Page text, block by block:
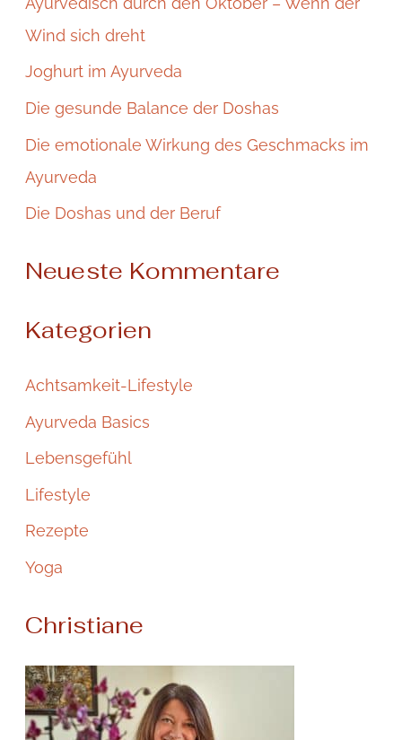
n
a
c
h
:
Wind sich dreht
Joghurt im Ayurveda
Die gesunde Balance der Doshas
Die emotionale Wirkung des Geschmacks im
Ayurveda
Die Doshas und der Beruf
Neueste Kommentare
Kategorien
Achtsamkeit-Lifestyle
Ayurveda Basics
Lebensgefühl
Lifestyle
Rezepte
Yoga
Christiane